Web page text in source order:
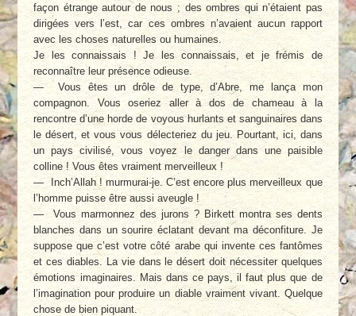
façon étrange autour de nous ; des ombres qui n’étaient pas
dirigées vers l’est, car ces ombres n’avaient aucun rapport
avec les choses naturelles ou humaines.
Je les connaissais ! Je les connaissais, et je frémis de
reconnaître leur présence odieuse.
— Vous êtes un drôle de type, d’Abre, me lança mon
compagnon. Vous oseriez aller à dos de chameau à la
rencontre d’une horde de voyous hurlants et sanguinaires dans
le désert, et vous vous délecteriez du jeu. Pourtant, ici, dans
un pays civilisé, vous voyez le danger dans une paisible
colline ! Vous êtes vraiment merveilleux !
— Inch’Allah ! murmurai-je. C’est encore plus merveilleux que
l’homme puisse être aussi aveugle !
— Vous marmonnez des jurons ? Birkett montra ses dents
blanches dans un sourire éclatant devant ma déconfiture. Je
suppose que c’est votre côté arabe qui invente ces fantômes
et ces diables. La vie dans le désert doit nécessiter quelques
émotions imaginaires. Mais dans ce pays, il faut plus que de
l’imagination pour produire un diable vraiment vivant. Quelque
chose de bien piquant.